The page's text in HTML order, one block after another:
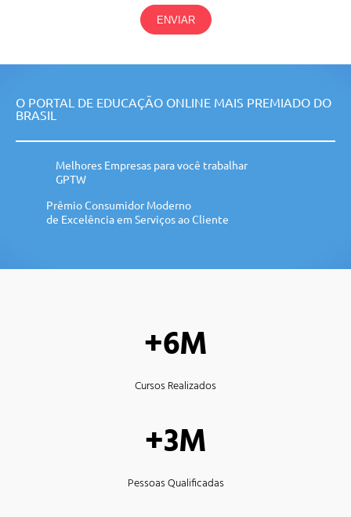
ENVIAR
O PORTAL DE EDUCAÇÃO ONLINE MAIS PREMIADO DO
BRASIL
Melhores Empresas para você trabalhar
GPTW
Prêmio Consumidor Moderno
de Excelência em Serviços ao Cliente
+6M
Cursos Realizados
+3M
Pessoas Qualificadas